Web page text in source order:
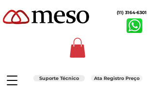
(11) 3164-6301
Suporte Técnico Ata Registro Preço